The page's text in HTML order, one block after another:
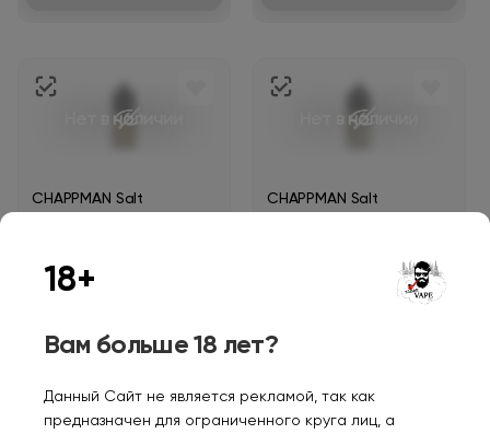
Нет в наличии
CHAPPMAN Salt
500₽
Уведомить
Нет в наличии
CHAPPMAN Salt
18+
Вам больше 18 лет?
Данный Сайт не является рекламой, так как
предназначен для ограниченного круга лиц, а